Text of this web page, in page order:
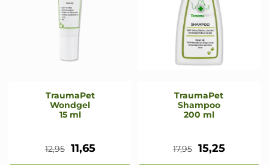
TraumaPet
Wondgel
15 ml
12,95 Oorspronkelijke
11,65Huidige
TraumaPet
Shampoo
200 ml
17,95 15,25Huidige